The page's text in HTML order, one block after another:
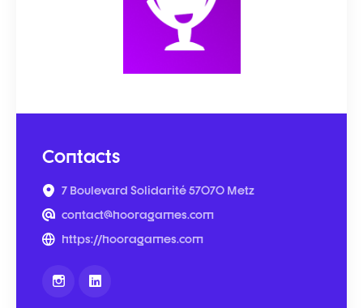
Contacts
7 Boulevard Solidarité 57070 Metz
contact@hooragames.com
https://hooragames.com